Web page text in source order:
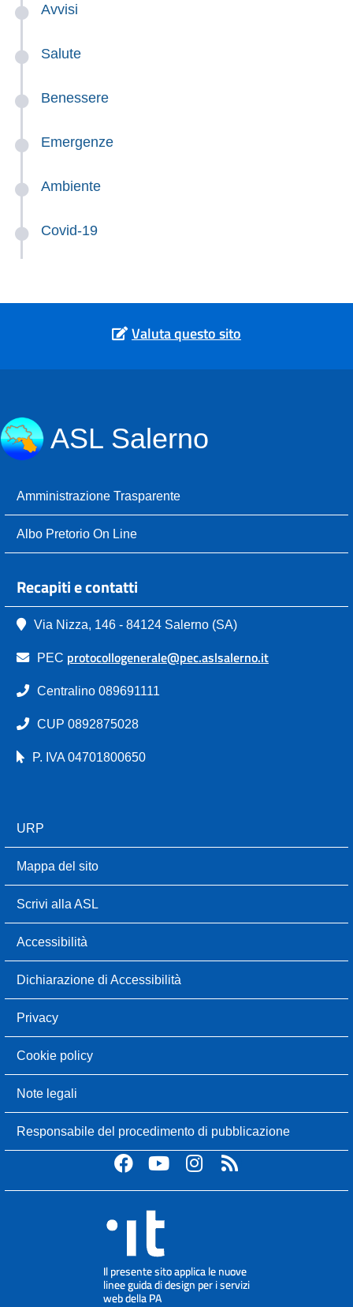
Avvisi
Salute
Benessere
Emergenze
Ambiente
Covid-19
Valuta questo sito
ASL Salerno
Amministrazione Trasparente
Albo Pretorio On Line
Recapiti e contatti
Via Nizza, 146 - 84124 Salerno (SA)
PEC protocollogenerale@pec.aslsalerno.it
Centralino 089691111
CUP 0892875028
P. IVA 04701800650
URP
Mappa del sito
Scrivi alla ASL
Accessibilità
Dichiarazione di Accessibilità
Privacy
Cookie policy
Note legali
Responsabile del procedimento di pubblicazione